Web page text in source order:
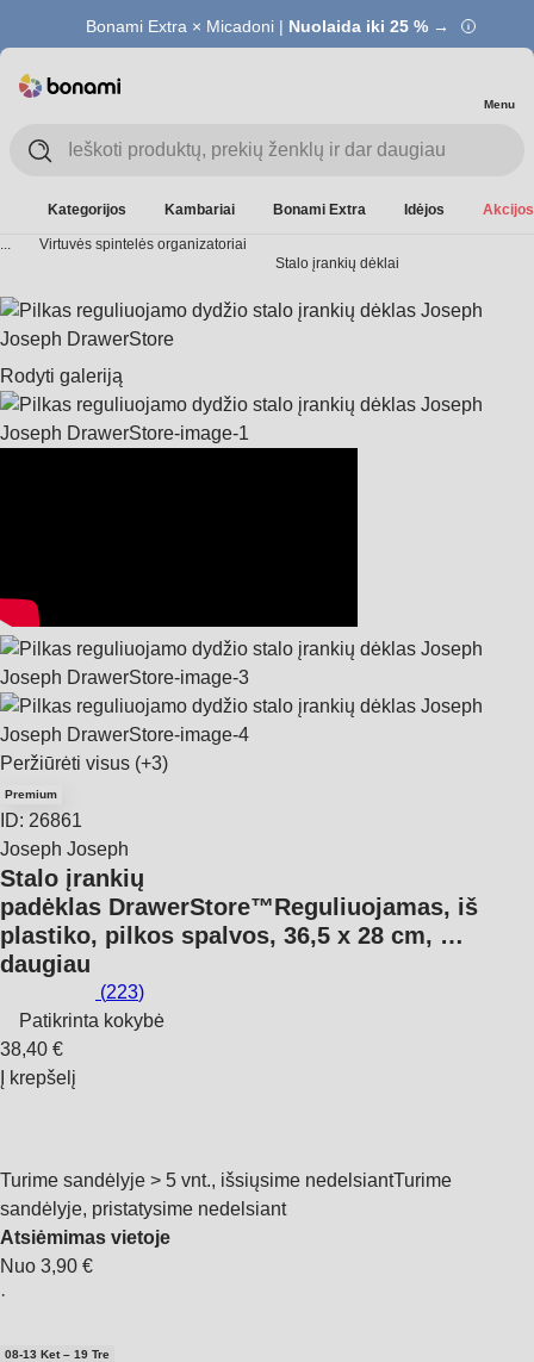
Bonami Extra × Micadoni | Nuolaida iki 25 % →
Menu
Kategorijos Kambariai Bonami Extra Idėjos
...
Virtuvės spintelės organizatoriai
Stalo įrankių dėklai
Rodyti galeriją
Peržiūrėti visus (+3)
Premium
ID: 26861
Joseph Joseph
Stalo įrankių
padėklas DrawerStore™Reguliuojamas, iš
plastiko, pilkos spalvos, 36,5 x 28 cm, …
daugiau
(223)
Patikrinta kokybė
38,40 €
Į krepšelį
Turime sandėlyje > 5 vnt., išsiųsime nedelsiantTurime
sandėlyje, pristatysime nedelsiant
Atsiėmimas vietoje
Nuo 3,90 €
·
08‑13 Ket – 19 Tre